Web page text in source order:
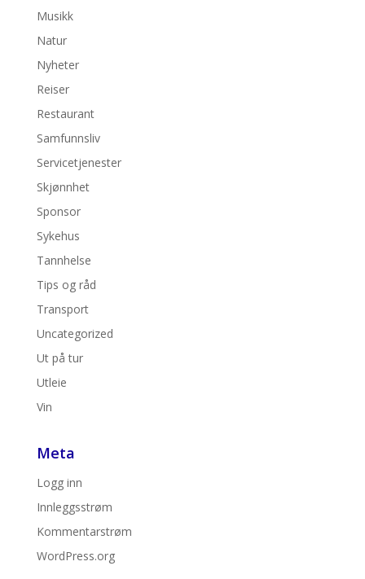
Musikk
Natur
Nyheter
Reiser
Restaurant
Samfunnsliv
Servicetjenester
Skjønnhet
Sponsor
Sykehus
Tannhelse
Tips og råd
Transport
Uncategorized
Ut på tur
Utleie
Vin
Meta
Logg inn
Innleggsstrøm
Kommentarstrøm
WordPress.org